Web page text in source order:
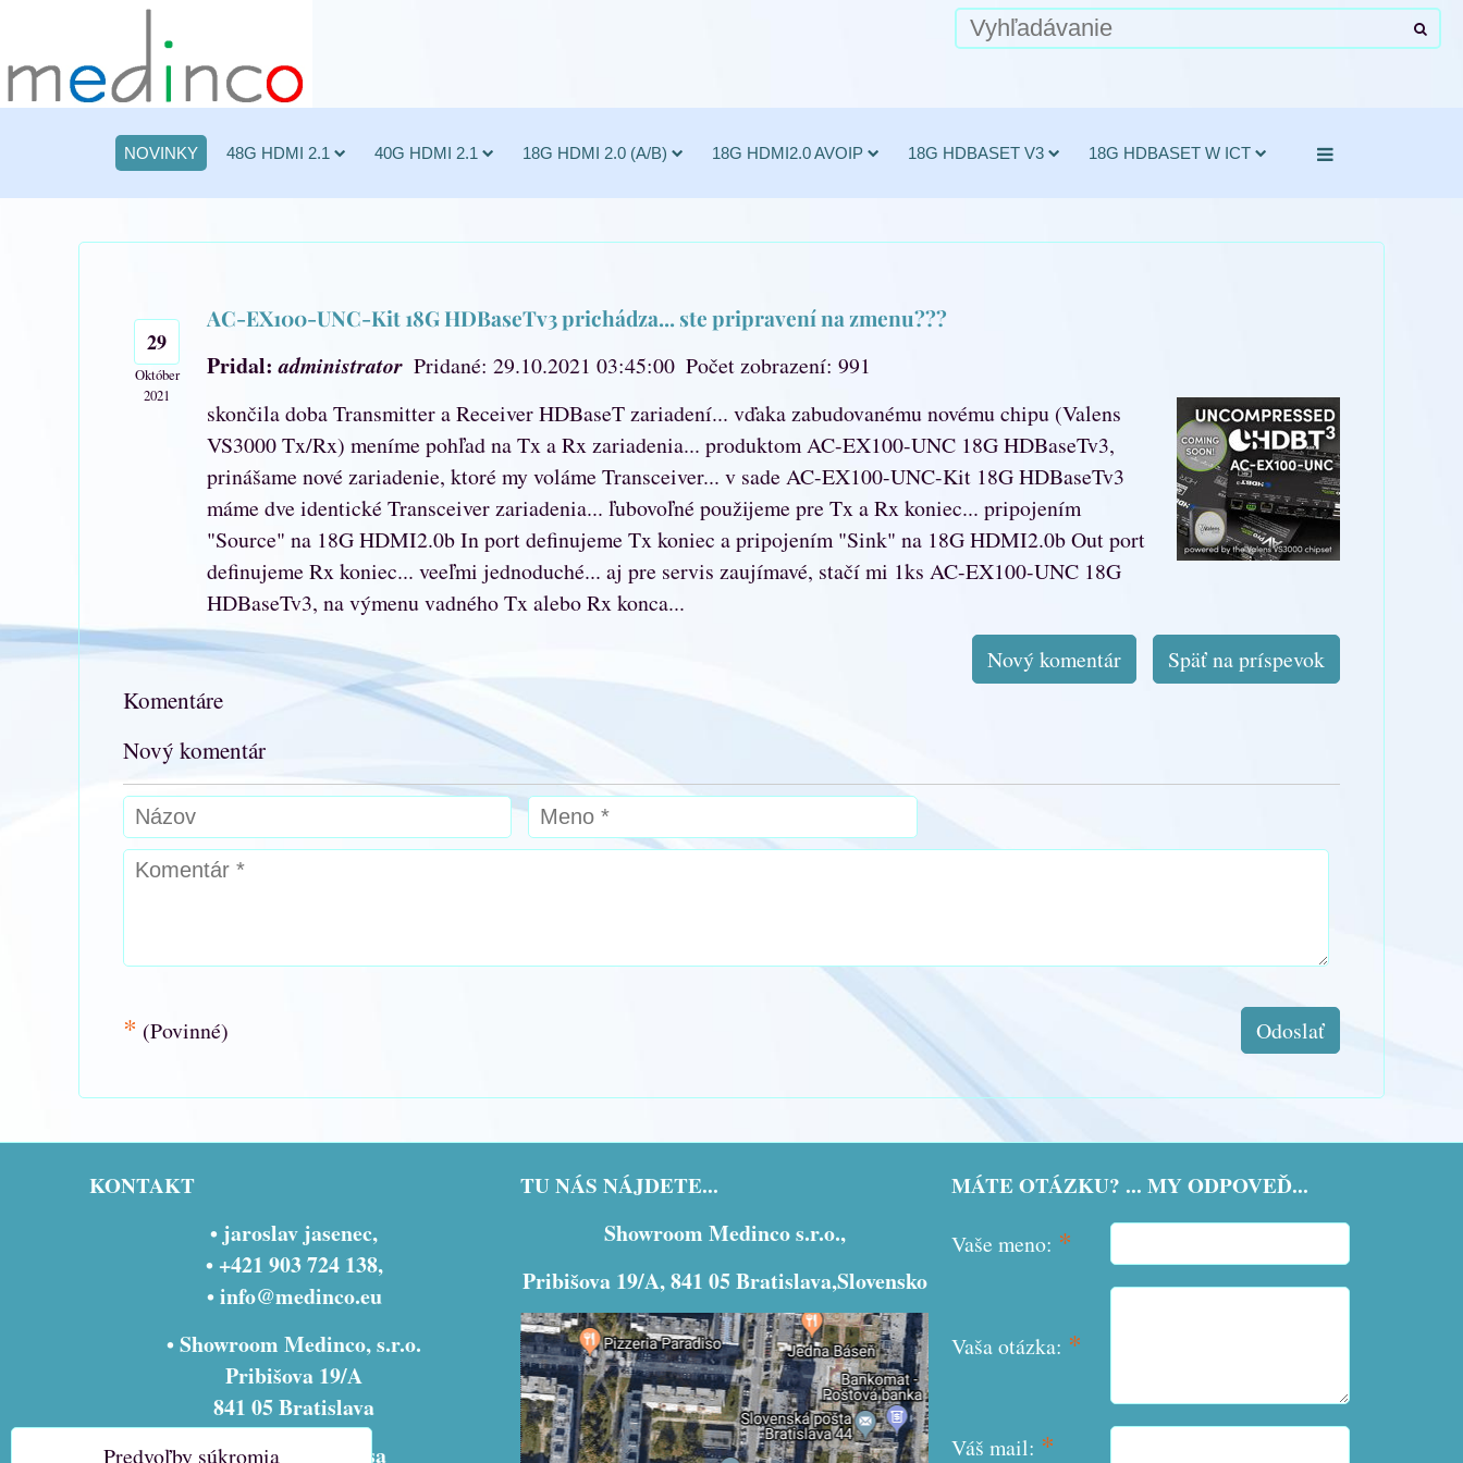
NOVINKY 48G HDMI 2.1 40G HDMI 2.1 18G HDMI 2.0 (A/B) 18G HDMI2.0 AVOIP 18G HDBASET V3 18G HDBASET W ICT
29
Október
2021
AC-EX100-UNC-Kit 18G HDBaseTv3 prichádza... ste pripravení na zmenu???
Pridal:administrator Pridané: 29.10.2021 03:45:00 Počet zobrazení: 991
skončila doba Transmitter a Receiver HDBaseT zariadení... vďaka zabudovanému novému chipu (Valens
VS3000 Tx/Rx) meníme pohľad na Tx a Rx zariadenia... produktom AC-EX100-UNC 18G HDBaseTv3,
prinášame nové zariadenie, ktoré my voláme Transceiver... v sade AC-EX100-UNC-Kit 18G HDBaseTv3
máme dve identické Transceiver zariadenia... ľubovoľné použijeme pre Tx a Rx koniec... pripojením
"Source" na 18G HDMI2.0b In port definujeme Tx koniec a pripojením "Sink" na 18G HDMI2.0b Out port
definujeme Rx koniec... veeľmi jednoduché... aj pre servis zaujímavé, stačí mi 1ks AC-EX100-UNC 18G
HDBaseTv3, na výmenu vadného Tx alebo Rx konca...
Späť na príspevok
Nový komentár
Komentáre
Nový komentár
* (Povinné) Odoslať
KONTAKT
• jaroslav jasenec,
• +421 903 724 138,
•info@medinco.eu
• Showroom Medinco, s.r.o.
Pribišova 19/A
841 05 Bratislava
• fakturačná adresa
TU NÁS NÁJDETE...
Showroom Medinco s.r.o.,
Pribišova 19/A, 841 05 Bratislava,Slovensko
Externý obsah je blokovaný Voľbami
súkromia
Prajete si načítať externý obsah?
MÁTE OTÁZKU? ... MY ODPOVEĎ...
Vaše meno: *
Vaša otázka: *
Váš mail: *
Predvoľby súkromia